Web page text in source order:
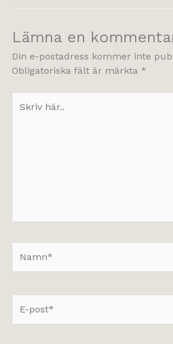
Lämna en
Din e-postadress kommer inte
Obligatoriska fält är märkta *
här..
post*